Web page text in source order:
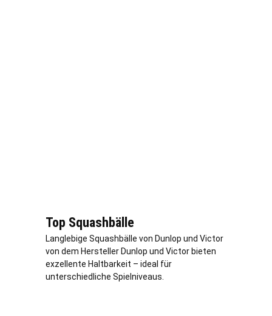
Top Squashbälle
Langlebige Squashbälle von Dunlop und Victor
von dem Hersteller Dunlop und Victor bieten
exzellente Haltbarkeit – ideal für
unterschiedliche Spielniveaus.